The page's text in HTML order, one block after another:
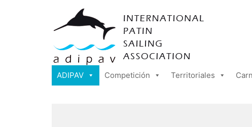
ADIPAV Competición Territoriales